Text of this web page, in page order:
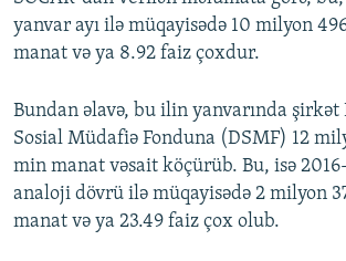
yanvar ayı ilə müqayisədə 10 milyon
manat və ya 8.92 faiz çoxdur.
Bundan əlavə, bu ilin yanvarında şirkət
Sosial Müdafiə Fonduna (DSMF) 12
min manat vəsait köçürüb. Bu, isə
analoji dövrü ilə müqayisədə 2 milyon
manat və ya 23.49 faiz çox olub.